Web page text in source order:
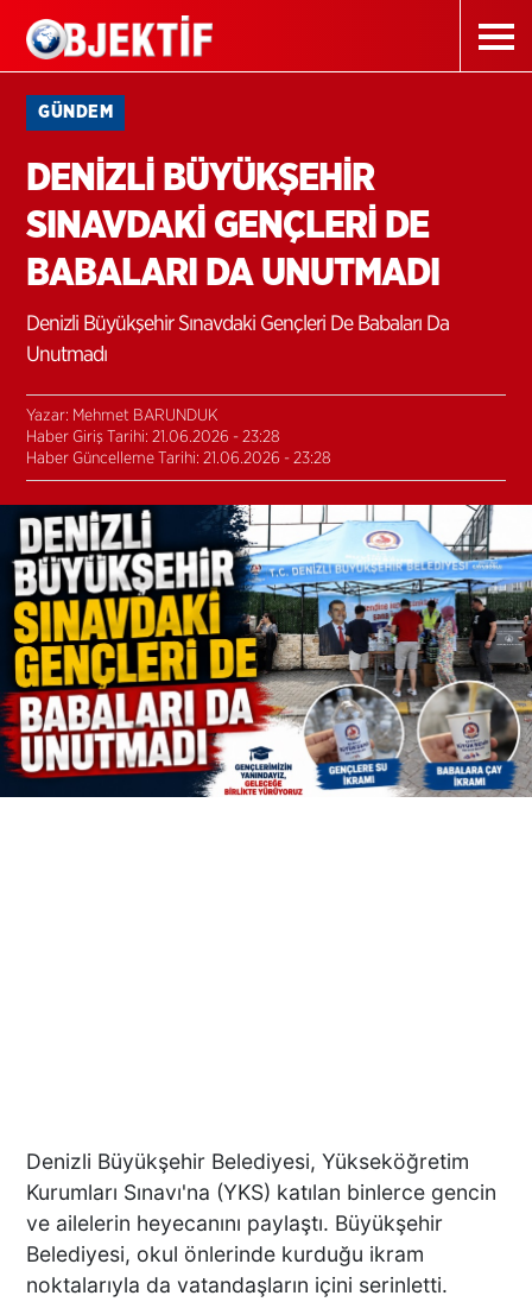
GÜNDEM
DENİZLİ BÜYÜKŞEHİR
SINAVDAKİ GENÇLERİ DE
BABALARI DA UNUTMADI
Denizli Büyükşehir Sınavdaki Gençleri De Babaları Da
Unutmadı
Yazar: Mehmet BARUNDUK
Haber Giriş Tarihi: 21.06.2026 - 23:28
Haber Güncelleme Tarihi: 21.06.2026 - 23:28
Denizli Büyükşehir Belediyesi, Yükseköğretim
Kurumları Sınavı'na (YKS) katılan binlerce gencin
ve ailelerin heyecanını paylaştı. Büyükşehir
Belediyesi, okul önlerinde kurduğu ikram
noktalarıyla da vatandaşların içini serinletti.